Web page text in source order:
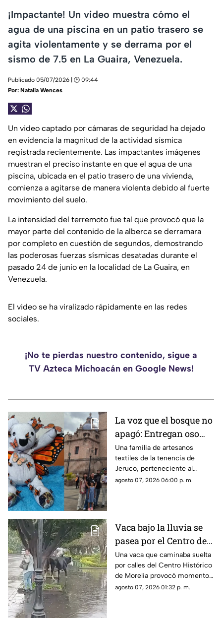
¡Impactante! Un video muestra cómo el
agua de una piscina en un patio trasero se
agita violentamente y se derrama por el
sismo de 7.5 en La Guaira, Venezuela.
Publicado 05/07/2026 | 🕑 09:44
Por: Natalia Wences
Un video captado por cámaras de seguridad ha dejado
en evidencia la magnitud de la actividad sísmica
registrada recientemente. Las impactantes imágenes
muestran el preciso instante en que el agua de una
piscina, ubicada en el patio trasero de una vivienda,
comienza a agitarse de manera violenta debido al fuerte
movimiento del suelo.
La intensidad del terremoto fue tal que provocó que la
mayor parte del contenido de la alberca se derramara
por completo en cuestión de segundos, demostrando
las poderosas fuerzas sísmicas desatadas durante el
pasado 24 de junio en la localidad de La Guaira, en
Venezuela.
El video se ha viralizado rápidamente en las redes
sociales.
¡No te pierdas nuestro contenido, sigue a
TV Azteca Michoacán en Google News!
La voz que el bosque no
apagó: Entregan oso
memorial al hijo de
Homero Gómez.
Una familia de artesanos
textiles de la tenencia de
Jeruco, perteneciente al
municipio de Cuitzeo,
conocido como “El Guardián
de las Monarcas”, el cual fue
entregado a su hijo, Homero
Gómez Valencia, en la ciudad
de Morelia.
agosto 07, 2026 06:00 p. m.
Vaca bajo la lluvia se
pasea por el Centro de
Morelia y asusta a una
mujer
Una vaca que caminaba suelta
por calles del Centro Histórico
de Morelia provocó momentos
de sorpresa y susto entre
agosto 07, 2026 01:32 p. m.